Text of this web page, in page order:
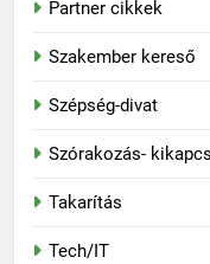
Partner cikkek
Szakember kereső
Szépség-divat
Szórakozás-
Takarítás
Tech/IT